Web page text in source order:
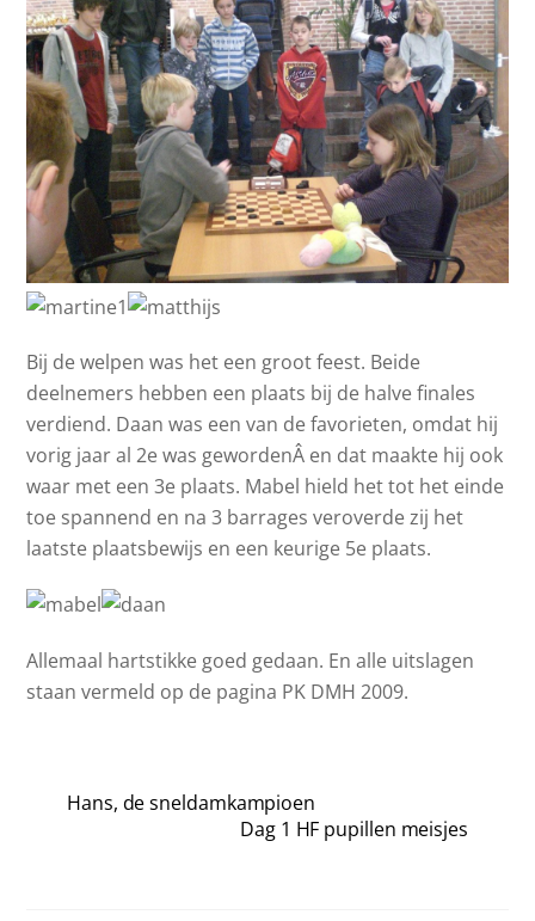
Bij de welpen was het een groot feest. Beide
deelnemers hebben een plaats bij de halve finales
verdiend. Daan was een van de favorieten, omdat hij
vorig jaar al 2e was gewordenÂ en dat maakte hij ook
waar met een 3e plaats. Mabel hield het tot het einde
toe spannend en na 3 barrages veroverde zij het
laatste plaatsbewijs en een keurige 5e plaats.
Allemaal hartstikke goed gedaan. En alle uitslagen
staan vermeld op de pagina PK DMH 2009.
Hans, de sneldamkampioen
Dag 1 HF pupillen meisjes